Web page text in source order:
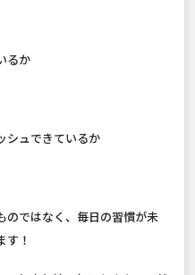
るか
シュできているか
のではなく、毎日の習慣が未
す！